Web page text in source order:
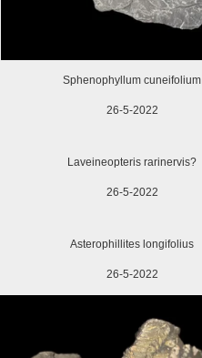
Sphenophyllum cuneifolium
26-5-2022
Laveineopteris rarinervis?
26-5-2022
Asterophillites longifolius
26-5-2022